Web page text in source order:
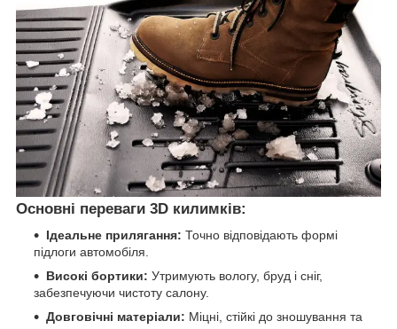
Основні переваги 3D килимків:
Ідеальне прилягання: Точно відповідають формі
підлоги автомобіля.
Високі бортики: Утримують вологу, бруд і сніг,
забезпечуючи чистоту салону.
Довговічні матеріали: Міцні, стійкі до зношування та